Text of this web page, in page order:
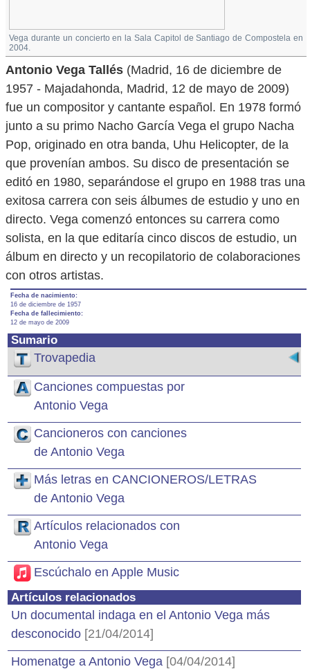
Vega durante un concierto en la Sala Capitol de Santiago de Compostela en
2004.
Antonio Vega Tallés (Madrid, 16 de diciembre de
1957 - Majadahonda, Madrid, 12 de mayo de 2009)
fue un compositor y cantante español. En 1978 formó
junto a su primo Nacho García Vega el grupo Nacha
Pop, originado en otra banda, Uhu Helicopter, de la
que provenían ambos. Su disco de presentación se
editó en 1980, separándose el grupo en 1988 tras una
exitosa carrera con seis álbumes de estudio y uno en
directo. Vega comenzó entonces su carrera como
solista, en la que editaría cinco discos de estudio, un
álbum en directo y un recopilatorio de colaboraciones
con otros artistas.
Fecha de nacimiento:
16 de diciembre de 1957
Fecha de fallecimiento:
12 de mayo de 2009
Sumario
Trovapedia
Canciones compuestas por
Antonio Vega
Cancioneros con canciones
de Antonio Vega
Más letras en CANCIONEROS/LETRAS
de Antonio Vega
Artículos relacionados con
Antonio Vega
Escúchalo en Apple Music
Artículos relacionados
Un documental indaga en el Antonio Vega más
desconocido [21/04/2014]
Homenatge a Antonio Vega [04/04/2014]